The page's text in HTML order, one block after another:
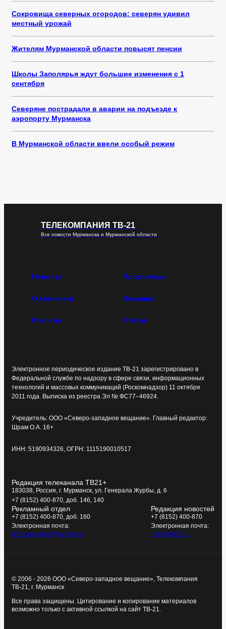
Сокровища северных огородов: северян удивил
местный урожай
Жителям Мурманской области повысят пенсии
Школы Заполярья ждут большие изменения с 1
сентября
Северяне пострадали в аварии на подъезде к
аэропорту Мурманска
В Мурманской области ввели особый режим
ТЕЛЕКОМПАНИЯ ТВ-21
Все новости Мурманска и Мурманской области
Новости Программы
О компании Команда
Реклама Статьи
Электронное периодическое издание ТВ-21 зарегистрировано в
Федеральной службе по надзору в сфере связи, информационных
технологий и массовых коммуникаций (Роскомнадзор) 11 октября
2011 года. Выписка из реестра Эл № ФС77–46924.
Учредитель: ООО «Северо-западное вещание». Главный редактор:
Шрам О.А. 16+
ИНН: 5190934326, ОГРН: 1115190010517
Редакция телеканала ТВ21+
183038, Россия, г. Мурманск, ул. Генерала Журбы, д. 6
+7 (8152) 400-870, доб. 146, 140
Рекламный отдел
+7 (8152) 400-870, доб. 160
Электронная почта:
tv21kompania@yandex.ru
Редакция новостей
+7 (8152) 400-870
Электронная почта:
news@tv21.ru
© 2006 - 2026 ООО «Северо-западное вещание», Телекомпания
ТВ-21, г. Мурманск
Все права защищены. Цитирование и копирование материалов
возможно только с активной ссылкой на сайт ТВ-21.